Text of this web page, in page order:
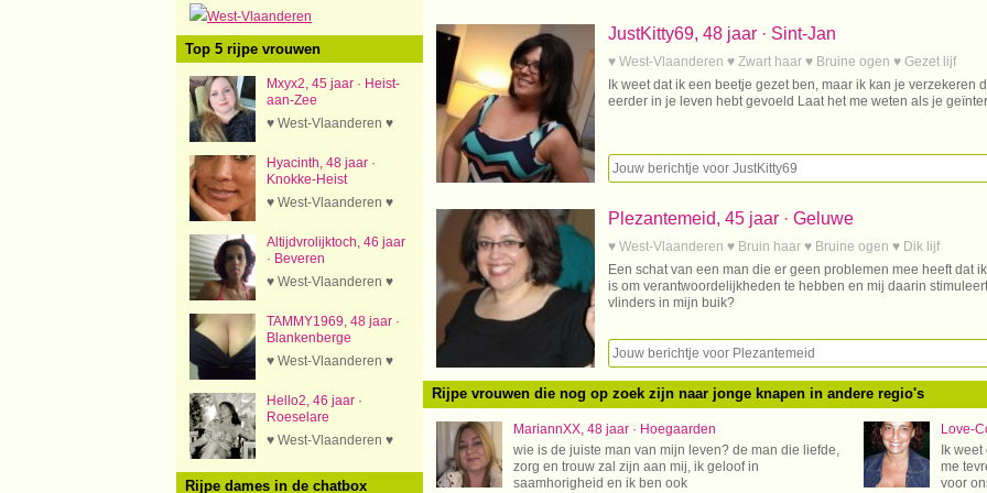
West-Vlaanderen
Top 5 rijpe vrouwen
Mxyx2, 45 jaar · Heist-
aan-Zee
♥ West-Vlaanderen ♥
Hyacinth, 48 jaar ·
Knokke-Heist
♥ West-Vlaanderen ♥
Altijdvrolijktoch, 46 jaar
· Beveren
♥ West-Vlaanderen ♥
TAMMY1969, 48 jaar ·
Blankenberge
♥ West-Vlaanderen ♥
Hello2, 46 jaar ·
Roeselare
♥ West-Vlaanderen ♥
Rijpe dames in de chatbox
JustKitty69, 48 jaar · Sint-Jan
♥ West-Vlaanderen ♥ Zwart haar ♥ Bruine ogen ♥ Gezet lijf
Ik weet dat ik een beetje gezet ben, maar ik kan je
eerder in je leven hebt gevoeld Laat het me weten als je
Plezantemeid, 45 jaar · Geluwe
♥ West-Vlaanderen ♥ Bruin haar ♥ Bruine ogen ♥ Dik lijf
Een schat van een man die er geen problemen mee heeft dat
is om verantwoordelijkheden te hebben en mij daarin
vlinders in mijn buik?
Rijpe vrouwen die nog op zoek zijn naar jonge knapen in andere regio's
MariannXX, 48 jaar · Hoegaarden
wie is de juiste man van mijn leven? de man die liefde,
zorg en trouw zal zijn aan mij, ik geloof in
saamhorigheid en ik ben ook
Love-
Ik
me
voor